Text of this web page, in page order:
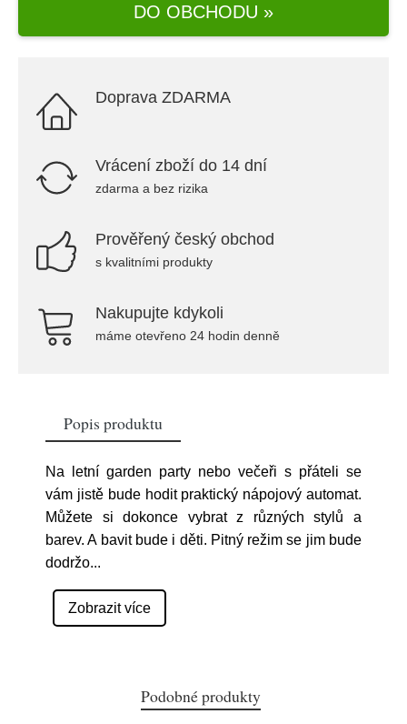
DO OBCHODU »
Doprava ZDARMA
Vrácení zboží do 14 dní
zdarma a bez rizika
Prověřený český obchod
s kvalitními produkty
Nakupujte kdykoli
máme otevřeno 24 hodin denně
Popis produktu
Na letní garden party nebo večeři s přáteli se
vám jistě bude hodit praktický nápojový automat.
Můžete si dokonce vybrat z různých stylů a
barev. A bavit bude i děti. Pitný režim se jim bude
dodržo...
Zobrazit více
Podobné produkty